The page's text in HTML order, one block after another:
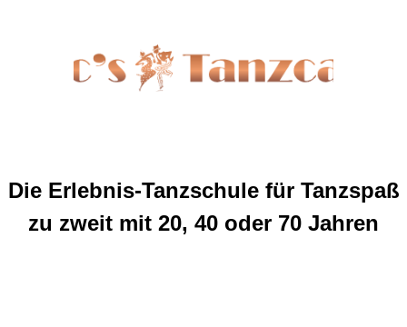
Die Erlebnis-Tanzschule für Tanzspaß
zu zweit mit 20, 40 oder 70 Jahren